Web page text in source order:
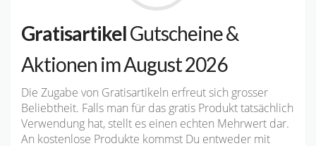
GratisartikelGutscheine &
Aktionen im August 2026
Die Zugabe von Gratisartikeln erfreut sich grosser
Beliebtheit. Falls man für das gratis Produkt tatsächlich
Verwendung hat, stellt es einen echten Mehrwert dar.
An kostenlose Produkte kommst Du entweder mit